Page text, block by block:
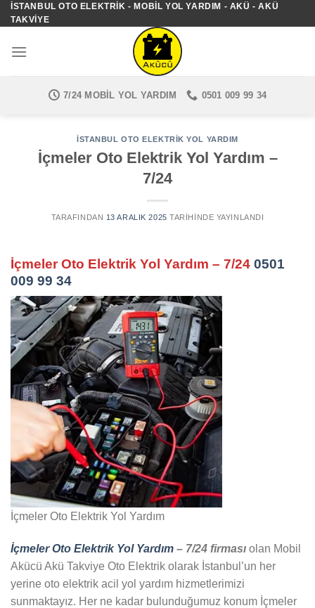
İçeriğe
atla
İSTANBUL OTO ELEKTRIK - MOBIL YOL YARDIM - AKÜ - AKÜ
TAKVIYE
7/24 MOBIL YOL YARDIM 0501 009 99 34
İSTANBUL OTO ELEKTRIK YOL YARDIM
İçmeler Oto Elektrik Yol Yardım –
7/24
TARAFINDAN 13 ARALIK 2025 TARIHINDE YAYINLANDI
İçmeler Oto Elektrik Yol Yardım – 7/24 0501
009 99 34
İçmeler Oto Elektrik Yol Yardım
İçmeler Oto Elektrik Yol Yardım – 7/24 firması olan Mobil
Akücü Akü Takviye Oto Elektrik olarak İstanbul’un her
yerine oto elektrik acil yol yardım hizmetlerimizi
sunmaktayız. Her ne kadar bulunduğumuz konum İçmeler